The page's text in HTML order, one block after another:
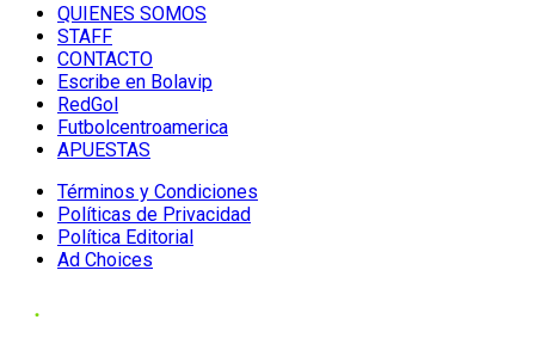
QUIENES SOMOS
STAFF
CONTACTO
Escribe en Bolavip
RedGol
Futbolcentroamerica
APUESTAS
Términos y Condiciones
Políticas de Privacidad
Política Editorial
Ad Choices